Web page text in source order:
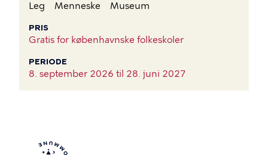
Leg
Menneske Museum
PRIS
Gratis for københavnske folkeskoler
PERIODE
8. september 2026 til 28. juni 2027